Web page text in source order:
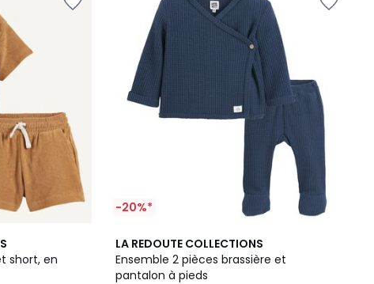
short, en
-20%*
LA REDOUTE COLLECTIONS
Ensemble 2 pièces brassière et
pantalon à pieds
4,4
/ 5
2
Couleurs